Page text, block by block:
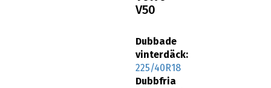
V50
Dubbade
vinterdäck:
225/40R18
Dubbfria